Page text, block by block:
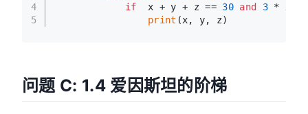
4
5
if
  x + y + z ==
30 and 3 * x +
print (x, y, z)
问题 C: 1.4 爱因斯坦的阶梯